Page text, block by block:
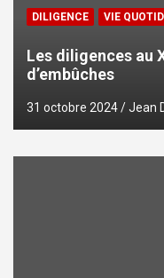
DILIGENCE VIE
Les diligences au
d’embûches
31 octobre 2024 Jean